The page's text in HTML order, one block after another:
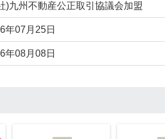
)九州不動産公正取引協議会加盟
年07月25日
年08月08日